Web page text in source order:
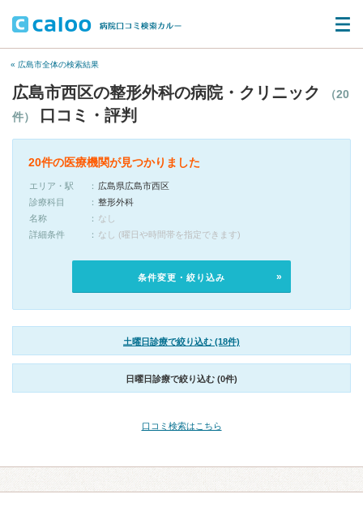
« 広島市全体の検索結果
広島市西区の整形外科の病院・クリニック
（20
件）
口コミ・評判
20件の医療機関が見つかりました
エリア・駅
広島県広島市西区
診療科目
整形外科
名称
なし
詳細条件
なし (曜日や時間帯を指定できます)
条件変更・絞り込み
土曜日診療で絞り込む (18件)
日曜日診療で絞り込む (0件)
口コミ検索はこちら